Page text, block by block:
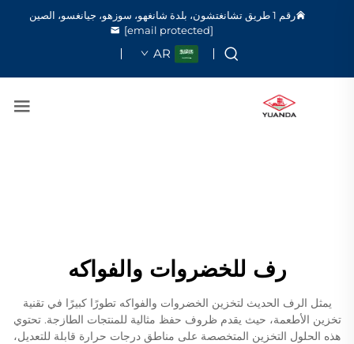
رقم 1 طريق تشانغتشون، بلدة شانغهو، سوزهو، جيانغسو، الصين
[email protected]
AR
رف للخضروات والفواكه
يمثل الرف الحديث لتخزين الخضروات والفواكه تطورًا كبيرًا في تقنية
تخزين الأطعمة، حيث يقدم ظروف حفظ مثالية للمنتجات الطازجة. تحتوي
هذه الحلول التخزين المتخصصة على مناطق درجات حرارة قابلة للتعديل،